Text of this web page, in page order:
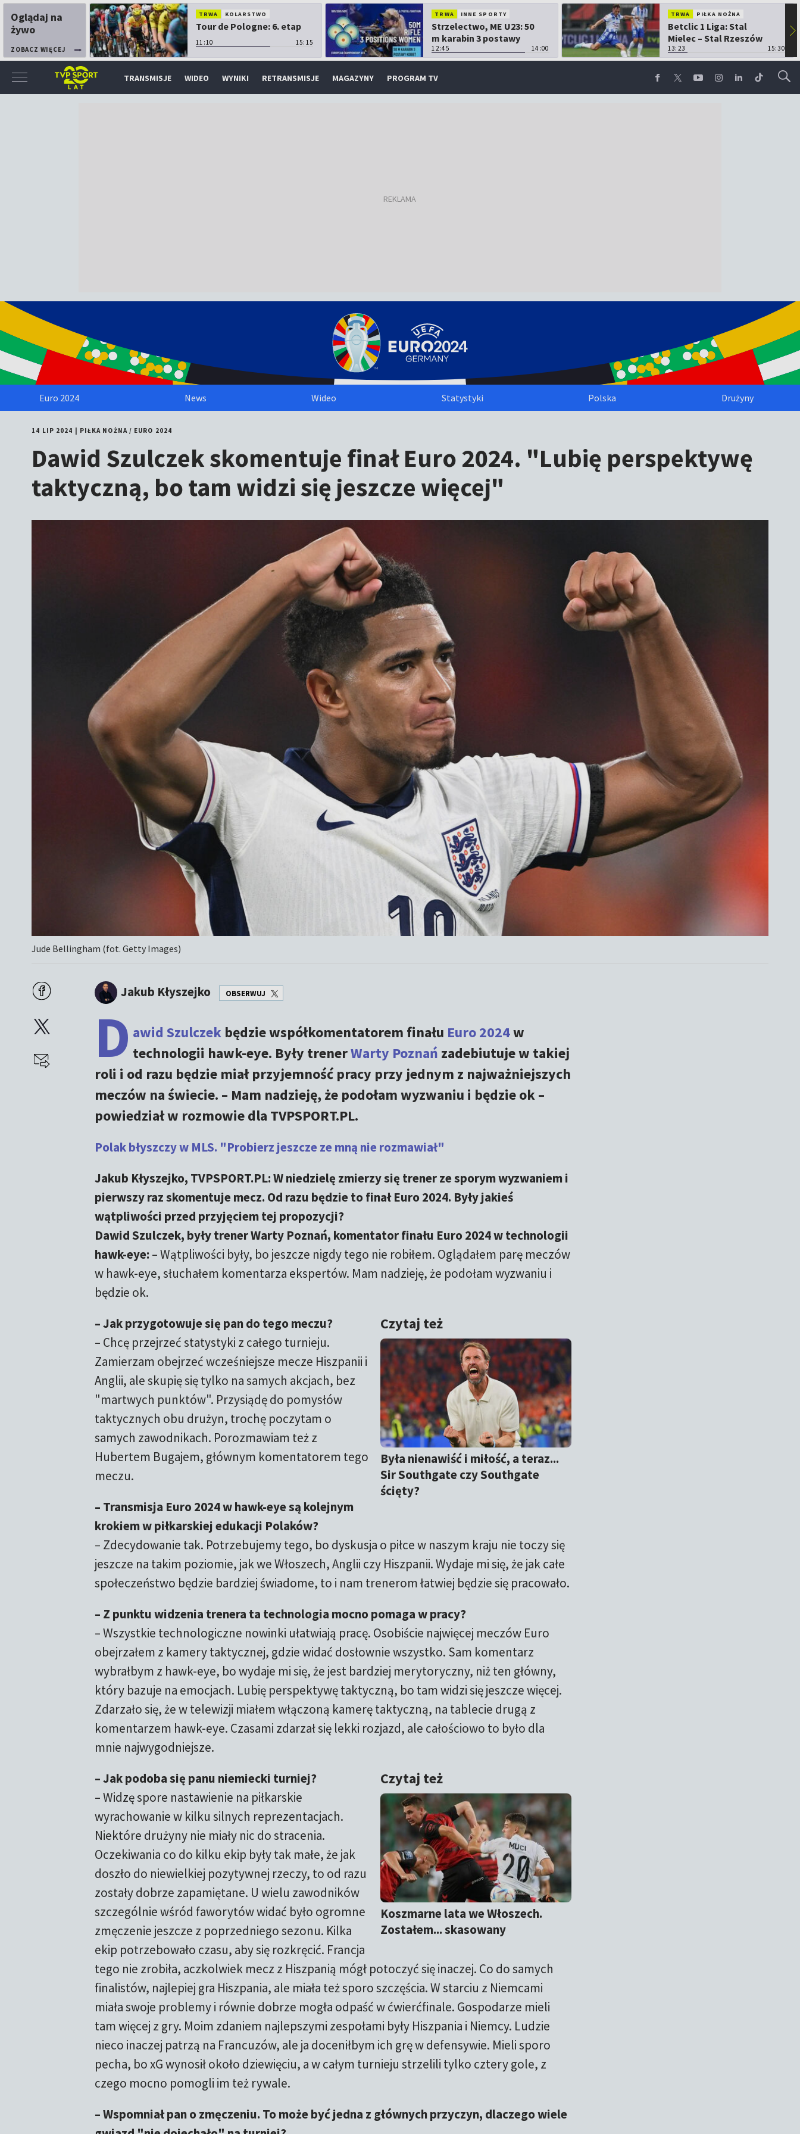
Oglądaj na
żywo
ZOBACZ WIĘCEJ
TRWA KOLARSTWO
Tour de Pologne: 6. etap
11:10 15:15
TRWA INNE SPORTY
Strzelectwo, ME U23: 50
m karabin 3 postawy
kobiet
12:45 14:00
TRWA PIŁKA NOŻNA
Betclic 1 Liga: Stal
Mielec – Stal Rzeszów
13:23 15:30
▶
TRANSMISJE WIDEO WYNIKI RETRANSMISJE MAGAZYNY PROGRAM TV
Euro 2024 News Wideo Statystyki Polska Drużyny
14 LIP 2024 PIŁKA NOŻNA/ EURO 2024
Dawid Szulczek skomentuje finał Euro 2024. "Lubię perspektywę
taktyczną, bo tam widzi się jeszcze więcej"
Jude Bellingham (fot. Getty Images)
Jakub Kłyszejko OBSERWUJ
D awid Szulczekbędzie współkomentatorem finału Euro 2024w
technologii hawk-eye. Były trenerWarty Poznań zadebiutuje w takiej
roli i od razu będzie miał przyjemność pracy przy jednym z najważniejszych
meczów na świecie. – Mam nadzieję, że podołam wyzwaniu i będzie ok –
powiedział w rozmowie dla TVPSPORT.PL.
Polak błyszczy w MLS. "Probierz jeszcze ze mną nie rozmawiał"
Jakub Kłyszejko, TVPSPORT.PL: W niedzielę zmierzy się trener ze sporym wyzwaniem i
pierwszy raz skomentuje mecz. Od razu będzie to finał Euro 2024. Były jakieś
wątpliwości przed przyjęciem tej propozycji?
Dawid Szulczek, były trener Warty Poznań, komentator finału Euro 2024 w technologii
hawk-eye: – Wątpliwości były, bo jeszcze nigdy tego nie robiłem. Oglądałem parę meczów
w hawk-eye, słuchałem komentarza ekspertów. Mam nadzieję, że podołam wyzwaniu i
będzie ok.
Czytaj też
Była nienawiść i miłość, a teraz...
Sir Southgate czy Southgate
ścięty?
– Jak przygotowuje się pan do tego meczu?
– Chcę przejrzeć statystyki z całego turnieju.
Zamierzam obejrzeć wcześniejsze mecze Hiszpanii i
Anglii, ale skupię się tylko na samych akcjach, bez
"martwych punktów". Przysiądę do pomysłów
taktycznych obu drużyn, trochę poczytam o
samych zawodnikach. Porozmawiam też z
Hubertem Bugajem, głównym komentatorem tego
meczu.
– Transmisja Euro 2024 w hawk-eye są kolejnym
krokiem w piłkarskiej edukacji Polaków?
– Zdecydowanie tak. Potrzebujemy tego, bo dyskusja o piłce w naszym kraju nie toczy się
jeszcze na takim poziomie, jak we Włoszech, Anglii czy Hiszpanii. Wydaje mi się, że jak całe
społeczeństwo będzie bardziej świadome, to i nam trenerom łatwiej będzie się pracowało.
– Z punktu widzenia trenera ta technologia mocno pomaga w pracy?
– Wszystkie technologiczne nowinki ułatwiają pracę. Osobiście najwięcej meczów Euro
obejrzałem z kamery taktycznej, gdzie widać dosłownie wszystko. Sam komentarz
wybrałbym z hawk-eye, bo wydaje mi się, że jest bardziej merytoryczny, niż ten główny,
który bazuje na emocjach. Lubię perspektywę taktyczną, bo tam widzi się jeszcze więcej.
Zdarzało się, że w telewizji miałem włączoną kamerę taktyczną, na tablecie drugą z
komentarzem hawk-eye. Czasami zdarzał się lekki rozjazd, ale całościowo to było dla
mnie najwygodniejsze.
Czytaj też
Koszmarne lata we Włoszech.
Zostałem... skasowany
– Jak podoba się panu niemiecki turniej?
– Widzę spore nastawienie na piłkarskie
wyrachowanie w kilku silnych reprezentacjach.
Niektóre drużyny nie miały nic do stracenia.
Oczekiwania co do kilku ekip były tak małe, że jak
doszło do niewielkiej pozytywnej rzeczy, to od razu
zostały dobrze zapamiętane. U wielu zawodników
szczególnie wśród faworytów widać było ogromne
zmęczenie jeszcze z poprzedniego sezonu. Kilka
ekip potrzebowało czasu, aby się rozkręcić. Francja
tego nie zrobiła, aczkolwiek mecz z Hiszpanią mógł potoczyć się inaczej. Co do samych
finalistów, najlepiej gra Hiszpania, ale miała też sporo szczęścia. W starciu z Niemcami
miała swoje problemy i równie dobrze mogła odpaść w ćwierćfinale. Gospodarze mieli
tam więcej z gry. Moim zdaniem najlepszymi zespołami były Hiszpania i Niemcy. Ludzie
nieco inaczej patrzą na Francuzów, ale ja doceniłbym ich grę w defensywie. Mieli sporo
pecha, bo xG wynosił około dziewięciu, a w całym turnieju strzelili tylko cztery gole, z
czego mocno pomogli im też rywale.
– Wspomniał pan o zmęczeniu. To może być jedna z głównych przyczyn, dlaczego wiele